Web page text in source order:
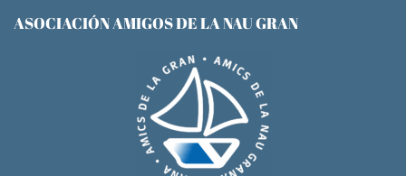
ASOCIACIÓN AMIGOS DE LA NAU GRAN